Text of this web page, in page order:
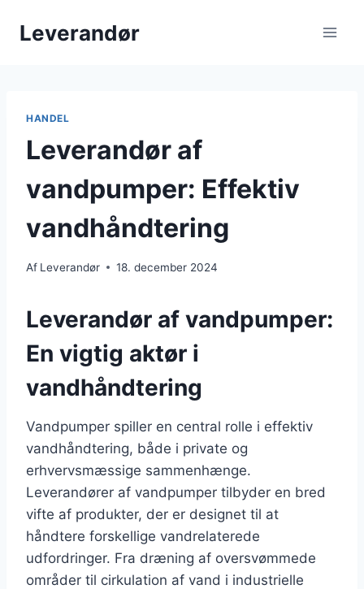
Leverandør
HANDEL
Leverandør af
vandpumper: Effektiv
vandhåndtering
Af Leverandør 18. december 2024
Leverandør af vandpumper:
En vigtig aktør i
vandhåndtering
Vandpumper spiller en central rolle i effektiv
vandhåndtering, både i private og
erhvervsmæssige sammenhænge.
Leverandører af vandpumper tilbyder en bred
vifte af produkter, der er designet til at
håndtere forskellige vandrelaterede
udfordringer. Fra dræning af oversvømmede
områder til cirkulation af vand i industrielle